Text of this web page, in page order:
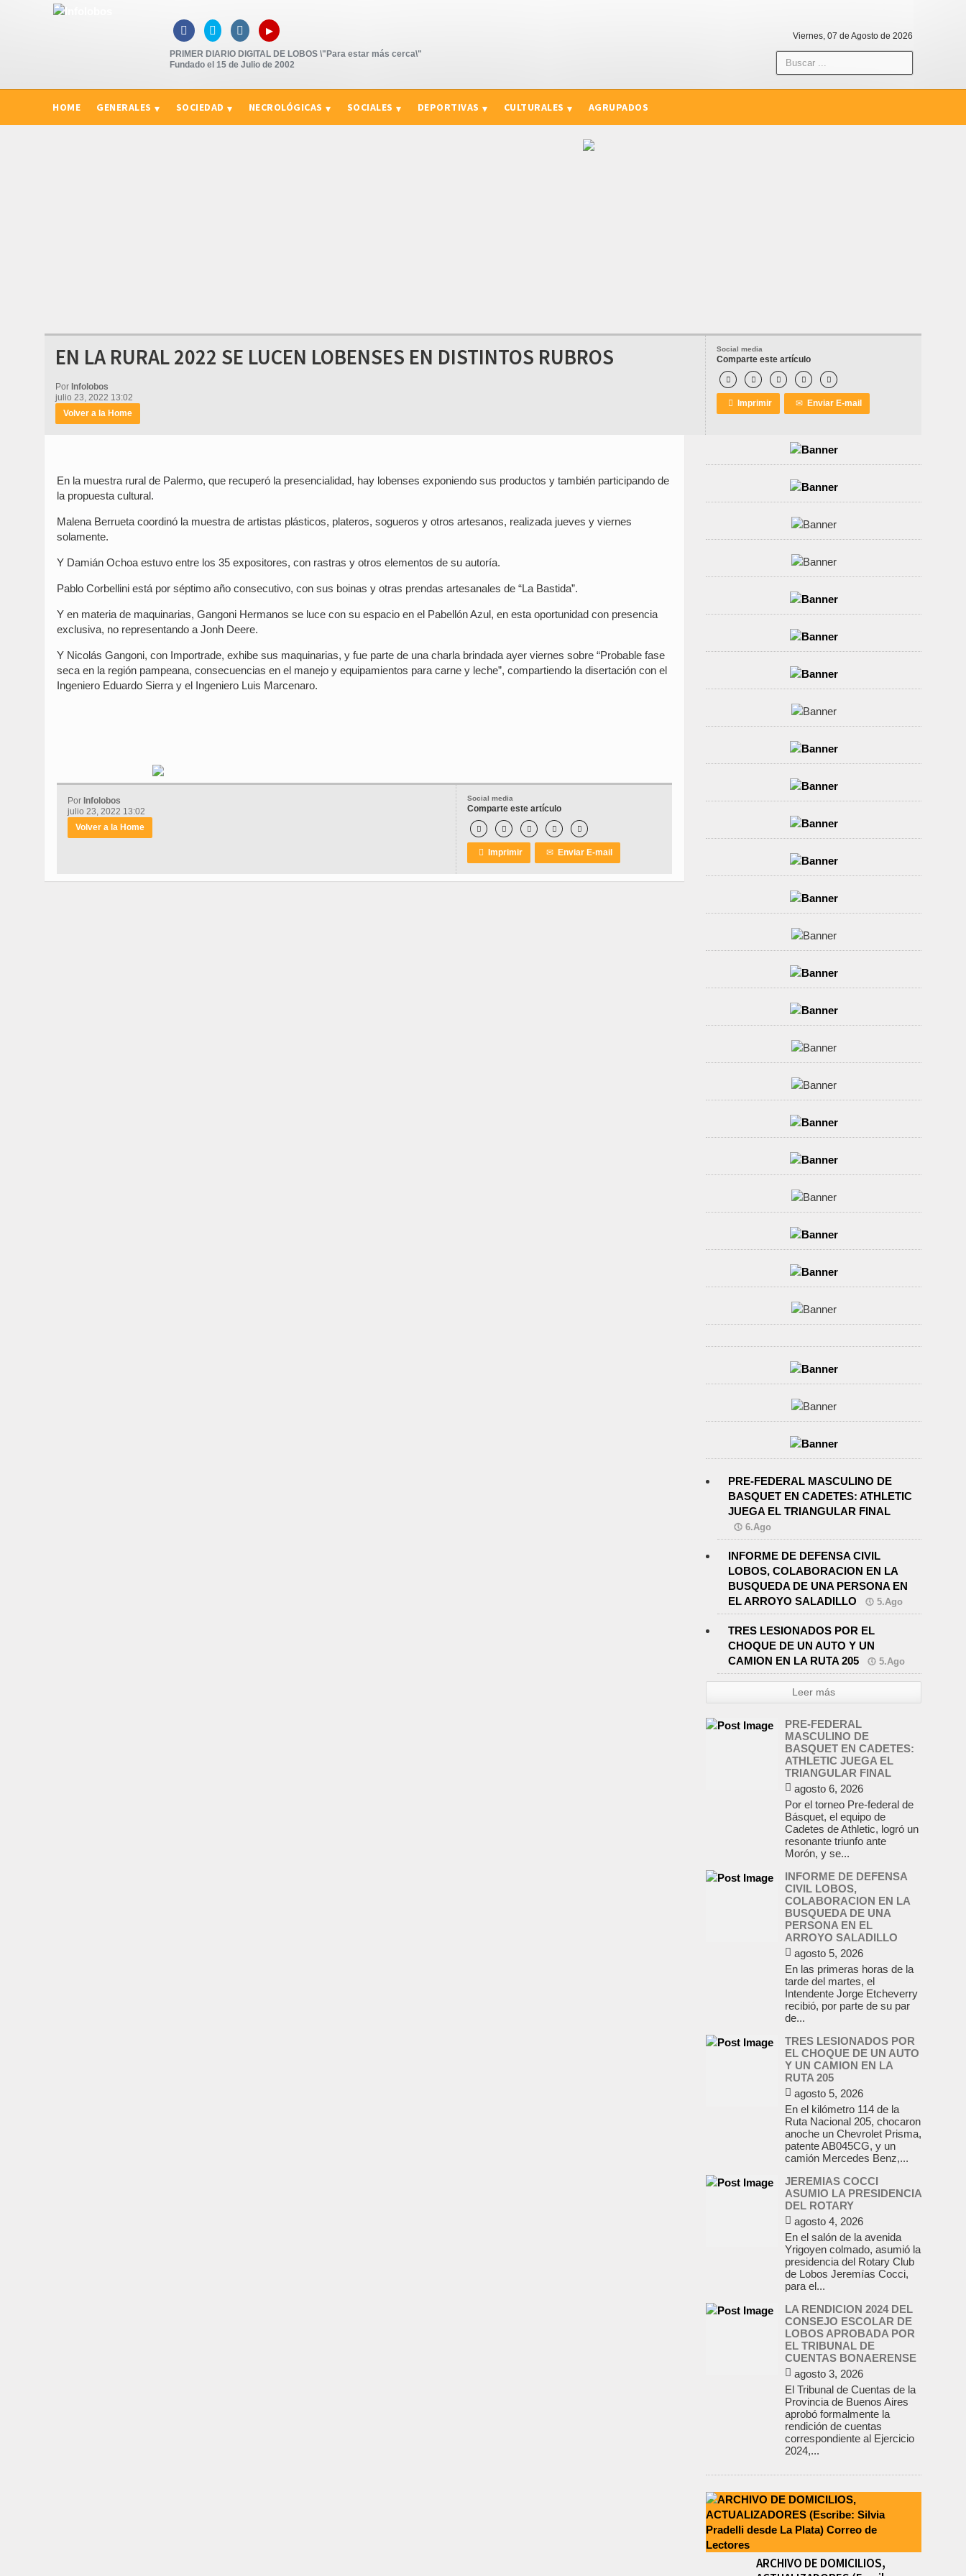
   ▸
PRIMER DIARIO DIGITAL DE LOBOS \"Para estar más cerca\"
Fundado el 15 de Julio de 2002
Viernes, 07 de Agosto de 2026
HOME GENERALES SOCIEDAD NECROLÓGICAS SOCIALES DEPORTIVAS CULTURALES AGRUPADOS
Social media
Comparte este artículo
    
 Imprimir ✉ Enviar E-mail
EN LA RURAL 2022 SE LUCEN LOBENSES EN DISTINTOS RUBROS
Por Infolobos
julio 23, 2022 13:02
Volver a la Home
En la muestra rural de Palermo, que recuperó la presencialidad, hay lobenses exponiendo sus productos y también participando de
la propuesta cultural.
Malena Berrueta coordinó la muestra de artistas plásticos, plateros, sogueros y otros artesanos, realizada jueves y viernes
solamente.
Y Damián Ochoa estuvo entre los 35 expositores, con rastras y otros elementos de su autoría.
Pablo Corbellini está por séptimo año consecutivo, con sus boinas y otras prendas artesanales de “La Bastida”.
Y en materia de maquinarias, Gangoni Hermanos se luce con su espacio en el Pabellón Azul, en esta oportunidad con presencia
exclusiva, no representando a Jonh Deere.
Y Nicolás Gangoni, con Importrade, exhibe sus maquinarias, y fue parte de una charla brindada ayer viernes sobre “Probable fase
seca en la región pampeana, consecuencias en el manejo y equipamientos para carne y leche”, compartiendo la disertación con el
Ingeniero Eduardo Sierra y el Ingeniero Luis Marcenaro.
Social media
Comparte este artículo
    
 Imprimir ✉ Enviar E-mail
Por Infolobos
julio 23, 2022 13:02
Volver a la Home
PRE-FEDERAL MASCULINO DE
BASQUET EN CADETES: ATHLETIC
JUEGA EL TRIANGULAR FINAL
6.Ago
INFORME DE DEFENSA CIVIL
LOBOS, COLABORACION EN LA
BUSQUEDA DE UNA PERSONA EN
EL ARROYO SALADILLO
5.Ago
TRES LESIONADOS POR EL
CHOQUE DE UN AUTO Y UN
CAMION EN LA RUTA 205
5.Ago
Leer más
PRE-FEDERAL
MASCULINO DE
BASQUET EN CADETES:
ATHLETIC JUEGA EL
TRIANGULAR FINAL
agosto 6, 2026
Por el torneo Pre-federal de
Básquet, el equipo de
Cadetes de Athletic, logró un
resonante triunfo ante
Morón, y se...
INFORME DE DEFENSA
CIVIL LOBOS,
COLABORACION EN LA
BUSQUEDA DE UNA
PERSONA EN EL
ARROYO SALADILLO
agosto 5, 2026
En las primeras horas de la
tarde del martes, el
Intendente Jorge Etcheverry
recibió, por parte de su par
de...
TRES LESIONADOS POR
EL CHOQUE DE UN AUTO
Y UN CAMION EN LA
RUTA 205
agosto 5, 2026
En el kilómetro 114 de la
Ruta Nacional 205, chocaron
anoche un Chevrolet Prisma,
patente AB045CG, y un
camión Mercedes Benz,...
JEREMIAS COCCI
ASUMIO LA PRESIDENCIA
DEL ROTARY
agosto 4, 2026
En el salón de la avenida
Yrigoyen colmado, asumió la
presidencia del Rotary Club
de Lobos Jeremías Cocci,
para el...
LA RENDICION 2024 DEL
CONSEJO ESCOLAR DE
LOBOS APROBADA POR
EL TRIBUNAL DE
CUENTAS BONAERENSE
agosto 3, 2026
El Tribunal de Cuentas de la
Provincia de Buenos Aires
aprobó formalmente la
rendición de cuentas
correspondiente al Ejercicio
2024,...
ARCHIVO DE DOMICILIOS,